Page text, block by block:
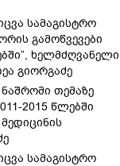
სამაგისტრო
გამოწვევები
ხელმძღვანელი
გიორგაძე
თემაზე
2015 წლებში
სამაგისტრო